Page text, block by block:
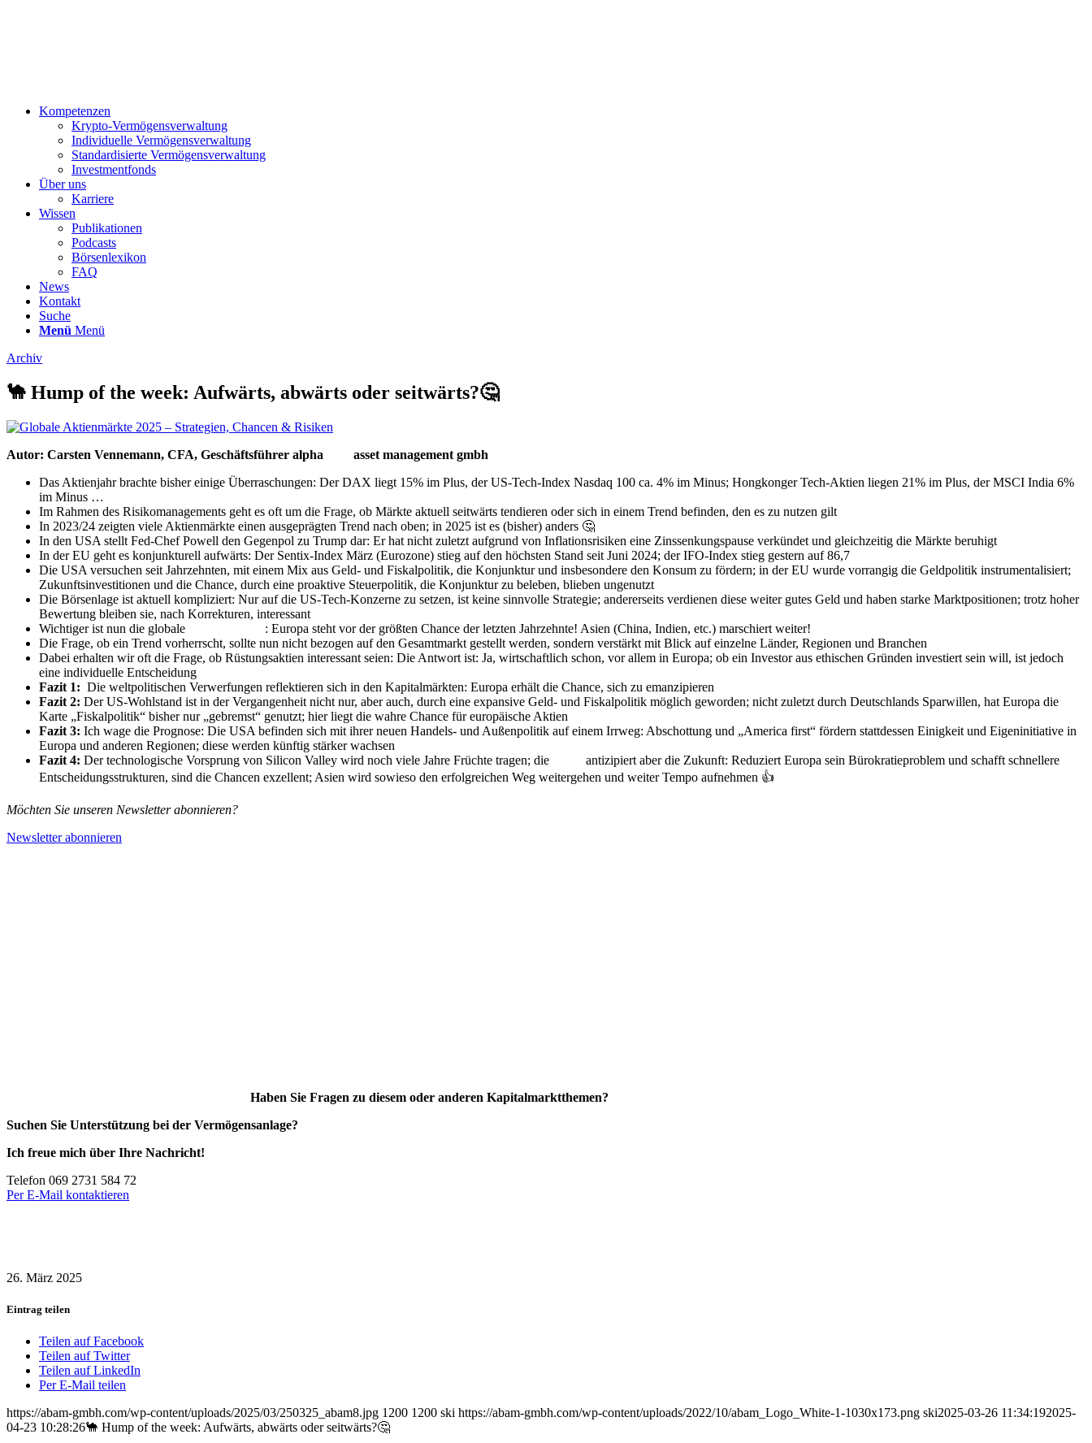
Kompetenzen
Krypto-Vermögensverwaltung
Individuelle Vermögensverwaltung
Standardisierte Vermögensverwaltung
Investmentfonds
Über uns
Karriere
Wissen
Publikationen
Podcasts
Börsenlexikon
FAQ
News
Kontakt
Suche
Menü Menü
Archiv
🐪 Hump of the week: Aufwärts, abwärts oder seitwärts?🤔
Autor: Carsten Vennemann, CFA, Geschäftsführer alpha
asset management gmbh
Das Aktienjahr brachte bisher einige Überraschungen: Der DAX liegt 15% im Plus, der US-Tech-Index Nasdaq 100 ca. 4% im Minus; Hongkonger Tech-Aktien liegen 21% im Plus, der MSCI India 6%
im Minus …
Im Rahmen des Risikomanagements geht es oft um die Frage, ob Märkte aktuell seitwärts tendieren oder sich in einem Trend befinden, den es zu nutzen gilt
In 2023/24 zeigten viele Aktienmärkte einen ausgeprägten Trend nach oben; in 2025 ist es (bisher) anders 🤔
In den USA stellt Fed-Chef Powell den Gegenpol zu Trump dar: Er hat nicht zuletzt aufgrund von Inflationsrisiken eine Zinssenkungspause verkündet und gleichzeitig die Märkte beruhigt
In der EU geht es konjunkturell aufwärts: Der Sentix-Index März (Eurozone) stieg auf den höchsten Stand seit Juni 2024; der IFO-Index stieg gestern auf 86,7
Die USA versuchen seit Jahrzehnten, mit einem Mix aus Geld- und Fiskalpolitik, die Konjunktur und insbesondere den Konsum zu fördern; in der EU wurde vorrangig die Geldpolitik instrumentalisiert;
Zukunftsinvestitionen und die Chance, durch eine proaktive Steuerpolitik, die Konjunktur zu beleben, blieben ungenutzt
Die Börsenlage ist aktuell kompliziert: Nur auf die US-Tech-Konzerne zu setzen, ist keine sinnvolle Strategie; andererseits verdienen diese weiter gutes Geld und haben starke Marktpositionen; trotz hoher
Bewertung bleiben sie, nach Korrekturen, interessant
Wichtiger ist nun die globale
: Europa steht vor der größten Chance der letzten Jahrzehnte! Asien (China, Indien, etc.) marschiert weiter!
Die Frage, ob ein Trend vorherrscht, sollte nun nicht bezogen auf den Gesamtmarkt gestellt werden, sondern verstärkt mit Blick auf einzelne Länder, Regionen und Branchen
Dabei erhalten wir oft die Frage, ob Rüstungsaktien interessant seien: Die Antwort ist: Ja, wirtschaftlich schon, vor allem in Europa; ob ein Investor aus ethischen Gründen investiert sein will, ist jedoch
eine individuelle Entscheidung
Fazit 1: Die weltpolitischen Verwerfungen reflektieren sich in den Kapitalmärkten: Europa erhält die Chance, sich zu emanzipieren
Fazit 2: Der US-Wohlstand ist in der Vergangenheit nicht nur, aber auch, durch eine expansive Geld- und Fiskalpolitik möglich geworden; nicht zuletzt durch Deutschlands Sparwillen, hat Europa die
Karte „Fiskalpolitik“ bisher nur „gebremst“ genutzt; hier liegt die wahre Chance für europäische Aktien
Fazit 3: Ich wage die Prognose: Die USA befinden sich mit ihrer neuen Handels- und Außenpolitik auf einem Irrweg: Abschottung und „America first“ fördern stattdessen Einigkeit und Eigeninitiative in
Europa und anderen Regionen; diese werden künftig stärker wachsen
Fazit 4: Der technologische Vorsprung von Silicon Valley wird noch viele Jahre Früchte tragen; die
antizipiert aber die Zukunft: Reduziert Europa sein Bürokratieproblem und schafft schnellere
Entscheidungsstrukturen, sind die Chancen exzellent; Asien wird sowieso den erfolgreichen Weg weitergehen und weiter Tempo aufnehmen 👍
Möchten Sie unseren Newsletter abonnieren?
Newsletter abonnieren
Haben Sie Fragen zu diesem oder anderen Kapitalmarktthemen?
Suchen Sie Unterstützung bei der Vermögensanlage?
Ich freue mich über Ihre Nachricht!
Telefon 069 2731 584 72
Per E-Mail kontaktieren
26. März 2025
Eintrag teilen
Teilen auf Facebook
Teilen auf Twitter
Teilen auf LinkedIn
Per E-Mail teilen
https://abam-gmbh.com/wp-content/uploads/2025/03/250325_abam8.jpg 1200 1200 ski https://abam-gmbh.com/wp-content/uploads/2022/10/abam_Logo_White-1-1030x173.png ski2025-03-26 11:34:192025-
04-23 10:28:26🐪 Hump of the week: Aufwärts, abwärts oder seitwärts?🤔